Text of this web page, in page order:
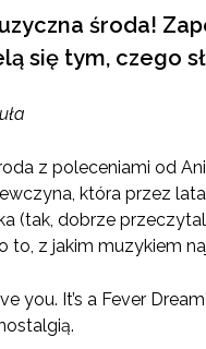
środa!
się tym, czego
z poleceniami od
która przez
(tak, dobrze
to, z jakim muzykiem
you. It’s a Fever